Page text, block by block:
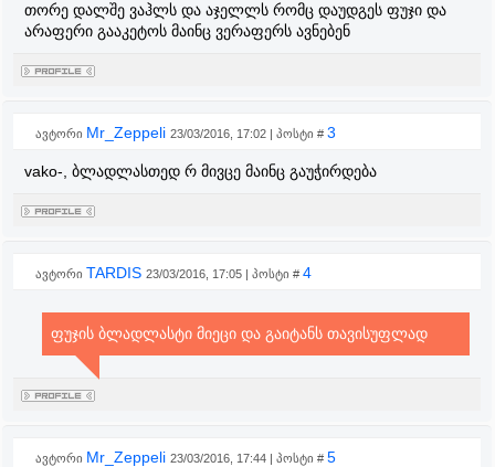
თორე დალშე ვაჰლს და აჯელლს რომც დაუდგეს ფუჯი და
არაფერი გააკეტოს მაინც ვერაფერს ავნებენ
ავტორი Mr_Zeppeli 23/03/2016, 17:02 | პოსტი # 3
vako-, ბლადლასთედ რ მივცე მაინც გაუჭირდება
ავტორი TARDIS 23/03/2016, 17:05 | პოსტი # 4
ფუჯის ბლადლასტი მიეცი და გაიტანს თავისუფლად
ავტორი Mr_Zeppeli 23/03/2016, 17:44 | პოსტი # 5